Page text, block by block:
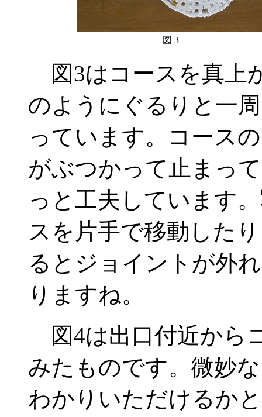
図 3
図3はコースを真上
のようにぐるりと一
っています。コース
がぶつかって止まっ
っと工夫しています
スを片手で移動した
るとジョイントが外
りますね。
図4は出口付近から
みたものです。微妙
わかりいただけるか